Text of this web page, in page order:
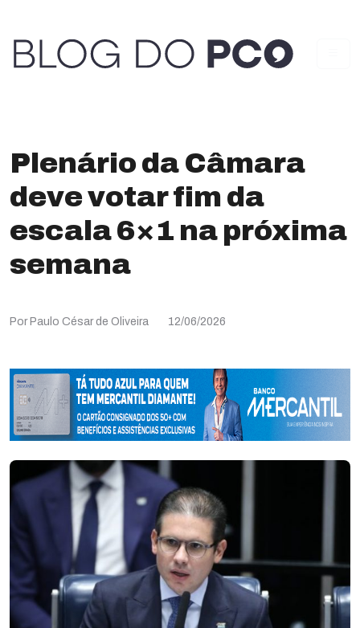
Plenário da Câmara
deve votar fim da
escala 6×1 na próxima
semana
Por Paulo César de Oliveira 12/06/2026